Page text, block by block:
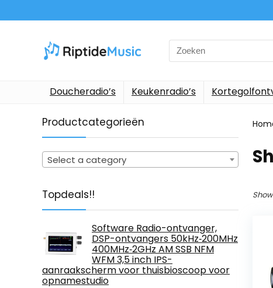
Search
for:
Doucheradio’s Keukenradio’s
Productcategorieën
Select a category
Topdeals!!
Software Radio-ontvanger,
DSP-ontvangers 50kHz‑200MHz
400MHz‑2GHz AM SSB NFM
WFM 3,5 inch IPS-
aanraakscherm voor thuisbioscoop voor
opnamestudio